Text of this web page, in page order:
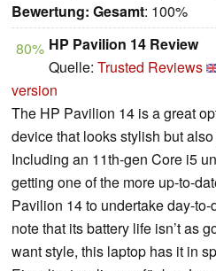
Bewertung: Gesamt: 100%
80% HP Pavilion 14 Review
Quelle: Trusted Reviews
version
The HP Pavilion 14 is a great
device that looks stylish but
Including an 11th-gen Core i5
getting one of the more up-to-
Pavilion 14 to undertake day-
note that its battery life isn’t as
want style, this laptop has it in